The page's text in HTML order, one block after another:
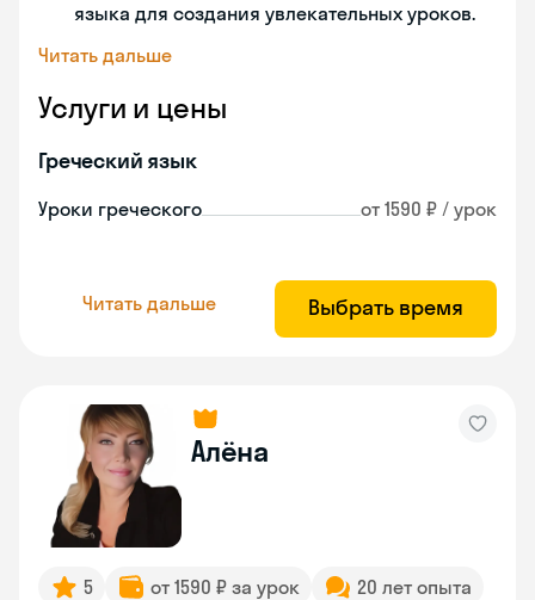
языка для создания увлекательных уроков.
Читать дальше
Услуги и цены
Греческий язык
Уроки греческого от 1590 ₽ / урок
Читать дальше Выбрать время
Алёна
5 от 1590 ₽ за урок
20 лет опыта